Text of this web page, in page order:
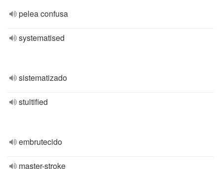
pelea confusa
systematised
sistematizado
stultified
embrutecido
master-stroke